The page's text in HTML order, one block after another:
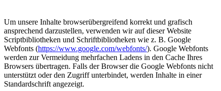
Um unsere Inhalte browserübergreifend korrekt und grafisch
ansprechend darzustellen, verwenden wir auf dieser Website
Scriptbibliotheken und Schriftbibliotheken wie z. B. Google
Webfonts (https://www.google.com/webfonts/). Google Webfonts
werden zur Vermeidung mehrfachen Ladens in den Cache Ihres
Browsers übertragen. Falls der Browser die Google Webfonts nicht
unterstützt oder den Zugriff unterbindet, werden Inhalte in einer
Standardschrift angezeigt.